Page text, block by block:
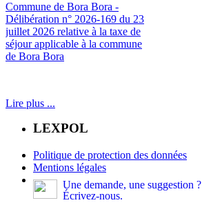
Commune de Bora Bora -
Délibération n° 2026-169 du 23
juillet 2026 relative à la taxe de
séjour applicable à la commune
de Bora Bora
Lire plus ...
LEXPOL
Politique de protection des données
Mentions légales
Une demande, une suggestion ?
Écrivez-nous.